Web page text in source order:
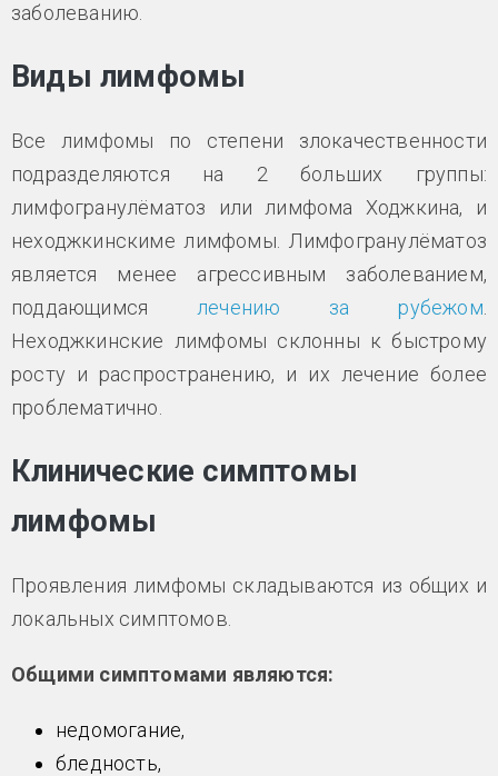
заболеванию.
Виды лимфомы
Все лимфомы по степени злокачественности
подразделяются на 2 больших группы:
лимфогранулёматоз или лимфома Ходжкина, и
неходжкинскиме лимфомы. Лимфогранулёматоз
является менее агрессивным заболеванием,
поддающимся лечению за рубежом
Неходжкинские лимфомы склонны к быстрому
росту и распространению, и их лечение более
проблематично.
Клинические симптомы
лимфомы
Проявления лимфомы складываются из общих и
локальных симптомов.
Общими симптомами являются:
недомогание,
бледность,